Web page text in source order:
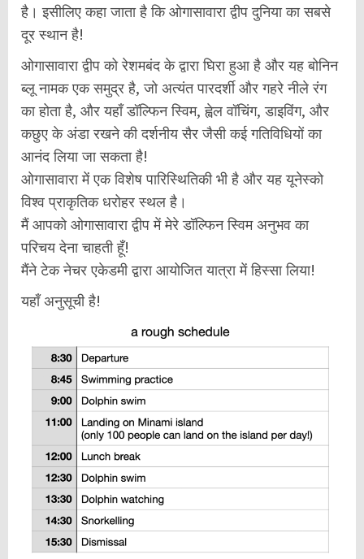
है। इसीलिए कहा जाता है कि ओगासावारा द्वीप दुनिया का सबसे
दूर स्थान है!
ओगासावारा द्वीप को रेशमबंद के द्वारा घिरा हुआ है और यह बोनिन
ब्लू नामक एक समुद्र है, जो अत्यंत पारदर्शी और गहरे नीले रंग
का होता है, और यहाँ डॉल्फिन स्विम, ह्वेल वॉचिंग, डाइविंग, और
कछुए के अंडा रखने की दर्शनीय सैर जैसी कई गतिविधियों का
आनंद लिया जा सकता है!
ओगासावारा में एक विशेष पारिस्थितिकी भी है और यह यूनेस्को
विश्व प्राकृतिक धरोहर स्थल है।
मैं आपको ओगासावारा द्वीप में मेरे डॉल्फिन स्विम अनुभव का
परिचय देना चाहती हूँ!
मैंने टेक नेचर एकेडमी द्वारा आयोजित यात्रा में हिस्सा लिया!
यहाँ अनुसूची है!